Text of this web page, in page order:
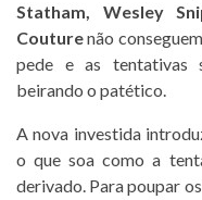
Statham, Wesley
Couturenão
pede e as tentativas
beirando o patético.
A nova investida
o que soa como a
derivado. Para poupar